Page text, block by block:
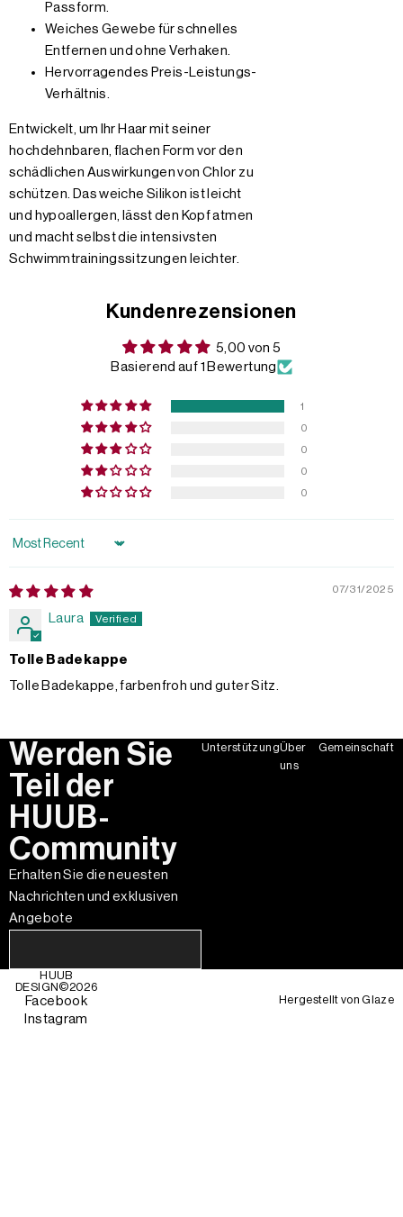
Passform.
Weiches Gewebe für schnelles
Entfernen und ohne Verhaken.
Hervorragendes Preis-Leistungs-
Verhältnis.
Entwickelt, um Ihr Haar mit seiner
hochdehnbaren, flachen Form vor den
schädlichen Auswirkungen von Chlor zu
schützen. Das weiche Silikon ist leicht
und hypoallergen, lässt den Kopf atmen
und macht selbst die intensivsten
Schwimmtrainingssitzungen leichter.
Kundenrezensionen
5,00 von 5
Basierend auf 1 Bewertung
1
0
0
0
0
Sort by
07/31/2025
Laura
Tolle Badekappe
Tolle Badekappe, farbenfroh und guter Sitz.
Werden Sie
Teil der
HUUB-
Community
Erhalten Sie die neuesten
Nachrichten und exklusiven
Angebote
UnterstützungÜber
uns
Gemeinschaft
HUUB
DESIGN©2026
Facebook
Instagram
Hergestellt vonGlaze